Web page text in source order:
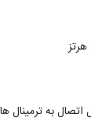
ها: 2.5-1.5 میلیمتر